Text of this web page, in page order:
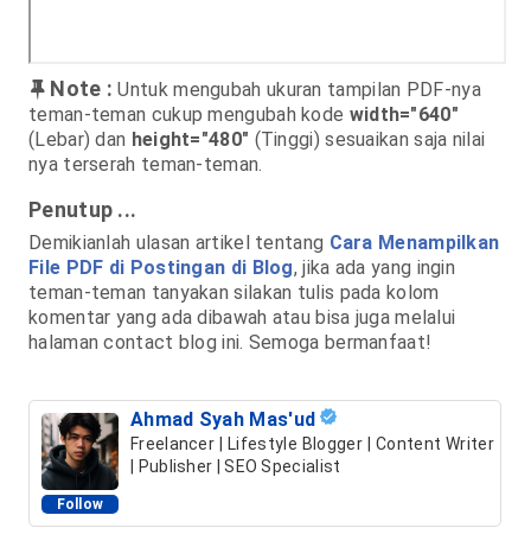
Note : Untuk mengubah ukuran tampilan PDF-nya
teman-teman cukup mengubah kode width="640"
(Lebar) dan height="480" (Tinggi) sesuaikan saja nilai
nya terserah teman-teman.
Penutup ...
Demikianlah ulasan artikel tentang Cara Menampilkan
File PDF di Postingan di Blog, jika ada yang ingin
teman-teman tanyakan silakan tulis pada kolom
komentar yang ada dibawah atau bisa juga melalui
halaman contact blog ini. Semoga bermanfaat!
Follow
Ahmad Syah Mas'ud
Freelancer | Lifestyle Blogger | Content Writer
| Publisher | SEO Specialist